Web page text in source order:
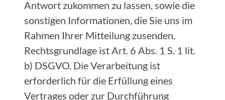
Antwort zukommen zu lassen, sowie die
sonstigen Informationen, die Sie uns im
Rahmen Ihrer Mitteilung zusenden.
Rechtsgrundlage ist Art. 6 Abs. 1 S. 1 lit.
b) DSGVO. Die Verarbeitung ist
erforderlich für die Erfüllung eines
Vertrages oder zur Durchführung